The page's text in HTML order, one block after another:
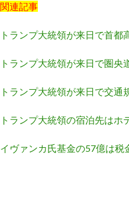
関連記事
トランプ大統領が来日で首都
トランプ大統領が来日で圏央
トランプ大統領が来日で交通
トランプ大統領の宿泊先はホ
イヴァンカ氏基金の57億は税